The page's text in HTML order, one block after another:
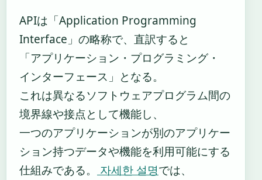
APIは「Application Programming
Interface」の略称で、直訳すると
「アプリケーション・プログラミング・
インターフェース」となる。
これは異なるソフトウェアプログラム間の
境界線や接点として機能し、
一つのアプリケーションが別のアプリケー
ション持つデータや機能を利用可能にする
仕組みである。
자세한 설명では、